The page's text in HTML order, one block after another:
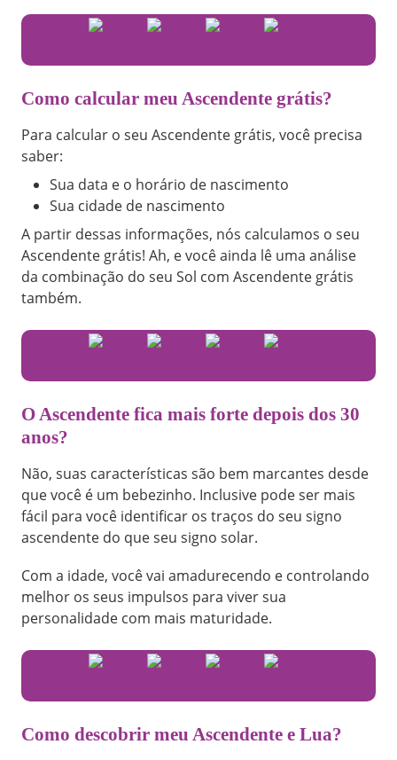
Como calcular meu Ascendente grátis?
Para calcular o seu Ascendente grátis, você precisa
saber:
Sua data e o horário de nascimento
Sua cidade de nascimento
A partir dessas informações, nós calculamos o seu
Ascendente grátis! Ah, e você ainda lê uma análise
da combinação do seu Sol com Ascendente grátis
também.
O Ascendente fica mais forte depois dos 30
anos?
Não, suas características são bem marcantes desde
que você é um bebezinho. Inclusive pode ser mais
fácil para você identificar os traços do seu signo
ascendente do que seu signo solar.
Com a idade, você vai amadurecendo e controlando
melhor os seus impulsos para viver sua
personalidade com mais maturidade.
Como descobrir meu Ascendente e Lua?